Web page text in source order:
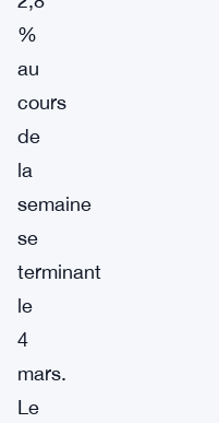
%
au
cours
de
la
semaine
se
terminant
le
4
mars.
Le